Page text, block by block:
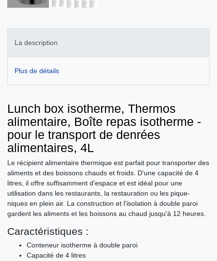
La description
Plus de détails
Lunch box isotherme, Thermos
alimentaire, Boîte repas isotherme -
pour le transport de denrées
alimentaires, 4L
Le récipient alimentaire thermique est parfait pour transporter des
aliments et des boissons chauds et froids. D'une capacité de 4
litres, il offre suffisamment d'espace et est idéal pour une
utilisation dans les restaurants, la restauration ou les pique-
niques en plein air. La construction et l'isolation à double paroi
gardent les aliments et les boissons au chaud jusqu'à 12 heures.
Caractéristiques :
Conteneur isotherme à double paroi
Capacité de 4 litres